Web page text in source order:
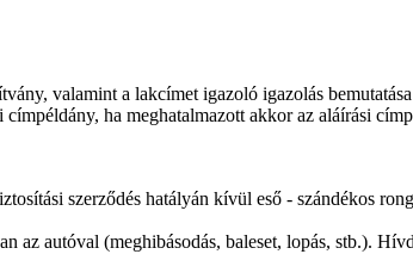
valamint a lakcímet igazoló igazolás bemutatása
ha meghatalmazott akkor az aláírási
szerződés hatályán kívül eső - szándékos
az autóval (meghibásodás, baleset, lopás, stb.).